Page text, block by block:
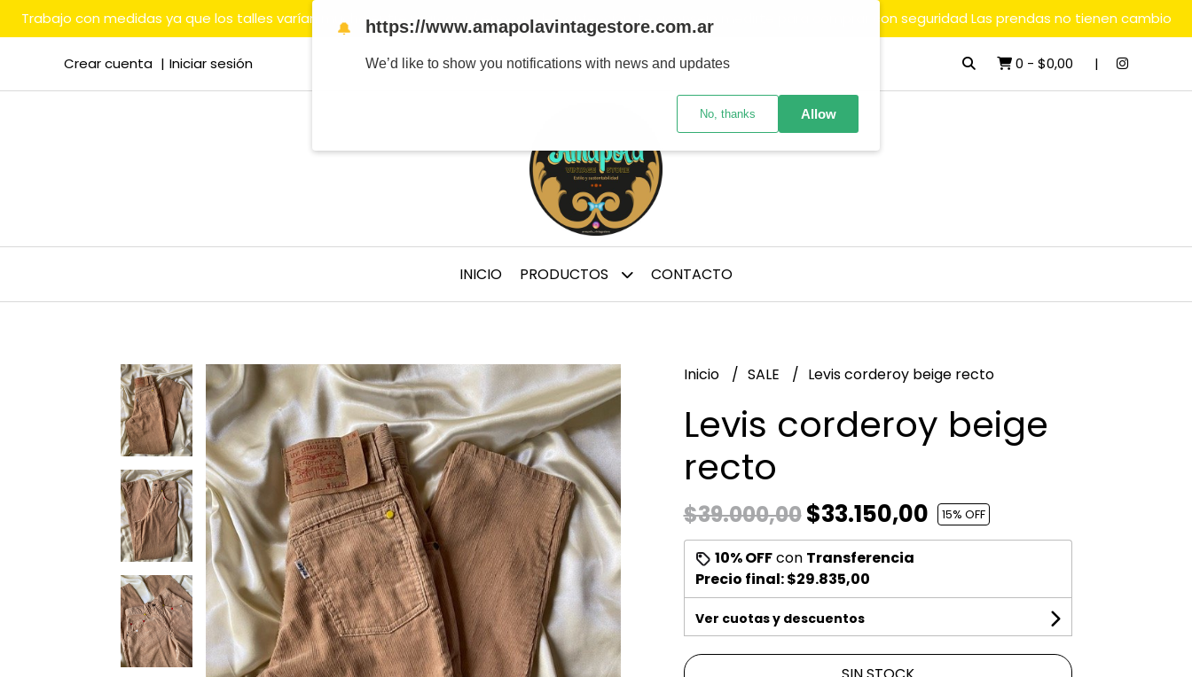
Trabajo con medidas ya que los talles varían mucho entre marcas y/ épocas de confección, te aconsejo medirte para comprar con seguridad Las prendas no tienen cambio
Crear cuenta Iniciar sesión 0 - $0,00
INICIO PRODUCTOS CONTACTO
Inicio SALE Levis corderoy beige recto
Levis corderoy beige
recto
$39.000,00$33.150,00 15% OFF
10% OFFcon Transferencia
Precio final:$29.835,00
Ver cuotas y descuentos
🔔 https://www.amapolavintagestore.com.ar
We’d like to show you notifications with news and updates
No, thanks Allow